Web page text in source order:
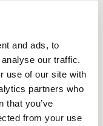
and ads, to
our traffic.
use of our site with
partners who
that you’ve
from your use